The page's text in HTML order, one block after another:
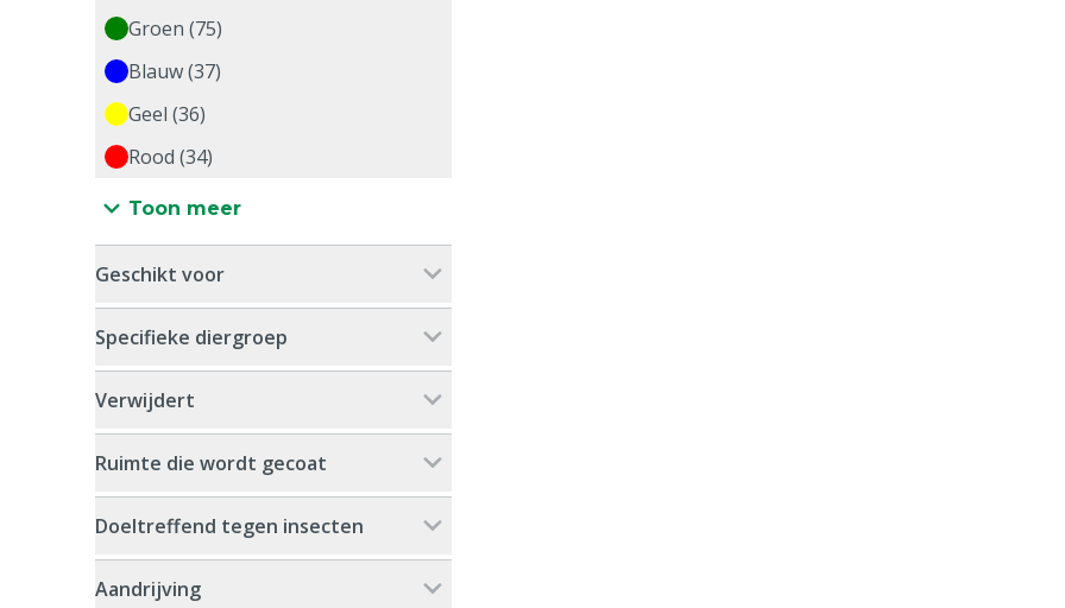
Groen (75)
Blauw (37)
Geel (36)
Rood (34)
Toon meer
Geschikt voor
Specifieke diergroep
Verwijdert
Ruimte die wordt gecoat
Doeltreffend tegen insecten
Aandrijving